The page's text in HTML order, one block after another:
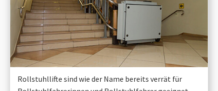
Rollstuhllifte sind wie der Name bereits verrät für